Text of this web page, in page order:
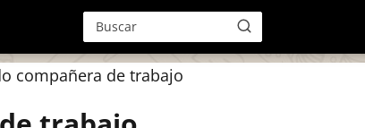
compañera de trabajo